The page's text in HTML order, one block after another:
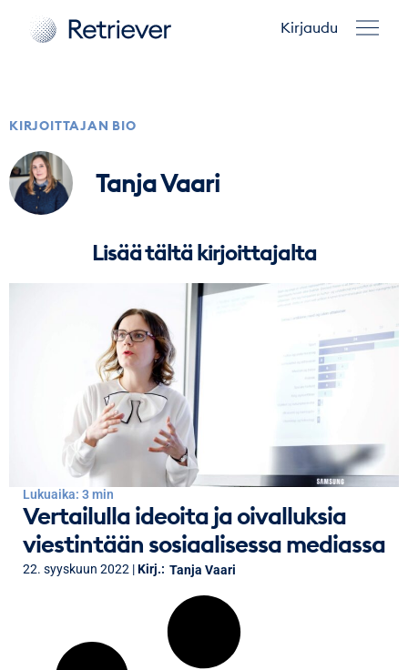
Kirjaudu
KIRJOITTAJAN BIO
Tanja Vaari
Lisää tältä kirjoittajalta
Lukuaika: 3 min
Vertailulla ideoita ja oivalluksia
viestintään sosiaalisessa mediassa
22. syyskuun 2022 |Kirj.: Tanja Vaari